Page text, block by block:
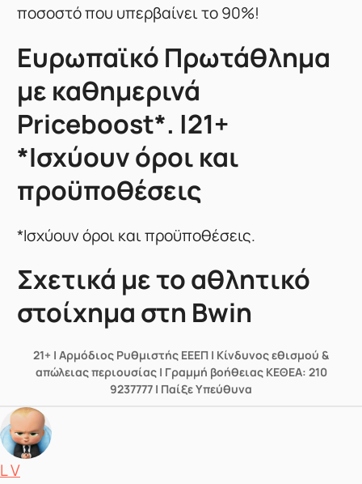
ποσοστό που υπερβαίνει το 90%!
Ευρωπαϊκό Πρωτάθλημα
με καθημερινά
Priceboost*. |21+
*Ισχύουν όροι και
προϋποθέσεις
*Ισχύουν όροι και προϋποθέσεις.
Σχετικά με το αθλητικό
στοίχημα στη Bwin
21+ | Αρμόδιος Ρυθμιστής ΕΕΕΠ | Κίνδυνος εθισμού &
απώλειας περιουσίας | Γραμμή βοήθειας ΚΕΘΕΑ: 210
9237777 | Παίξε Υπεύθυνα
Posted by
L V